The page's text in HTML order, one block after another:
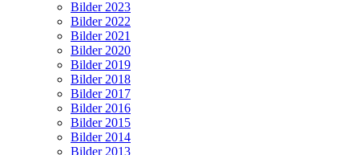
Bilder 2023
Bilder 2022
Bilder 2021
Bilder 2020
Bilder 2019
Bilder 2018
Bilder 2017
Bilder 2016
Bilder 2015
Bilder 2014
Bilder 2013